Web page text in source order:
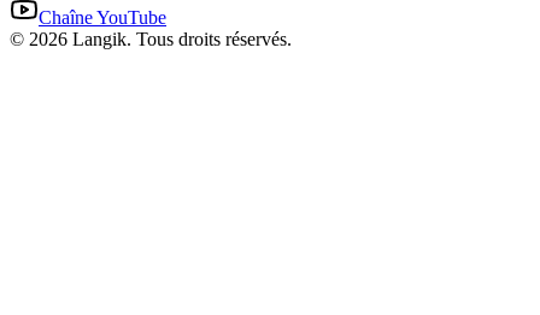
Chaîne YouTube
© 2026 Langik. Tous droits réservés.